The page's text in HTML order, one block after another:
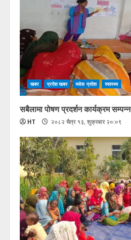
खबर प्रदेश खबर मधेस प्रदेश स्वास्थ्य
सबैलामा पोषण प्रदर्शन कार्यक्रम सम्पन्न
HT २०८२ चैत्र १३, शुक्रबार २०:०९